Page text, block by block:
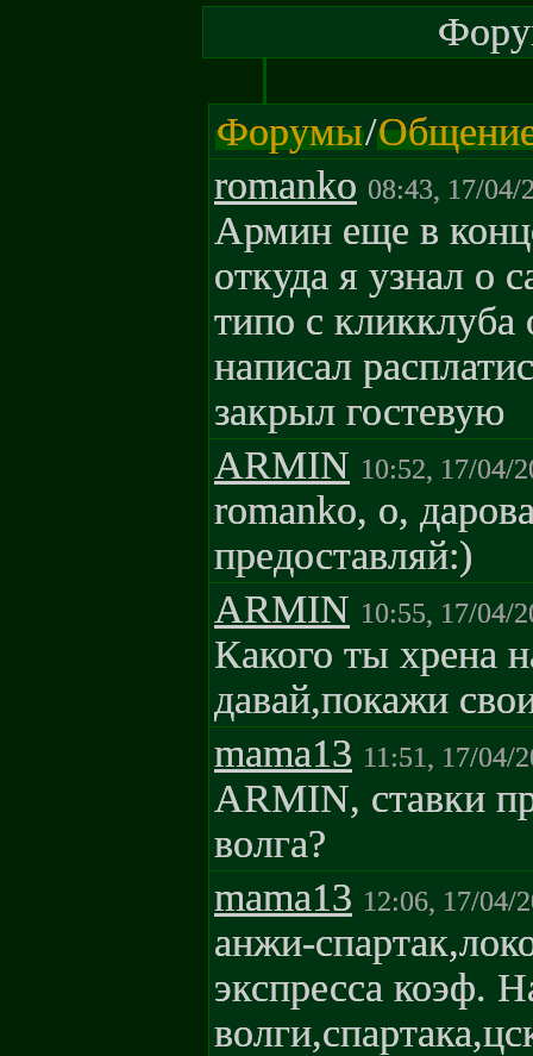
Форумы/
romanko 08:43, 17/04/
Армин еще в
откуда я узнал о
типо с
написал
закрыл гостевую
ARMIN 10:52, 17/04/
romanko, о,
предоставляй:)
ARMIN 10:55, 17/04/
Какого ты хрена
давай,покажи
mama13 11:51, 17/04/
ARMIN, ставки
волга?
mama13 12:06, 17/04/
анжи-
экспресса коэф.